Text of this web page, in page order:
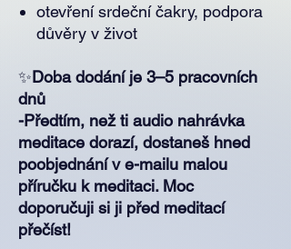
otevření srdeční čakry, podpora
důvěry v život
✨Doba dodání je 3–5 pracovních
dnů
-Předtím, než ti audio nahrávka
meditace dorazí, dostaneš hned
poobjednání v e-mailu malou
příručku k meditaci. Moc
doporučuji si ji před meditací
přečíst!